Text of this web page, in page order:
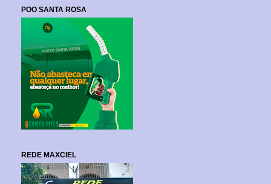
POO SANTA ROSA
REDE MAXCIEL